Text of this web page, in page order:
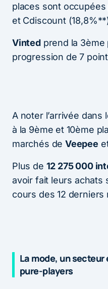
places sont occupées
et Cdiscount
Vintedprend la 3ème
progression de 7
A noter l’arrivée
à la 9ème et 10ème
marchés deVeepee
Plus de 12 275 000
avoir fait leurs achats
cours des 12 derniers
La mode, un
pure-players